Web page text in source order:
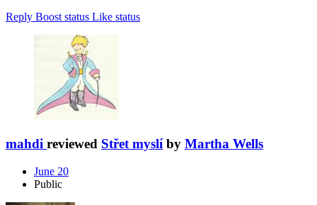
Reply Boost status Like status
mahdi reviewed Střet myslíby Martha Wells
June 20
Public